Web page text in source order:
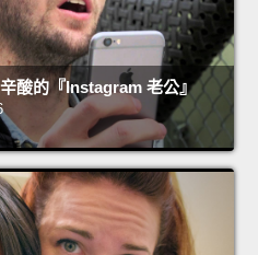
酸的『Instagram 老公』